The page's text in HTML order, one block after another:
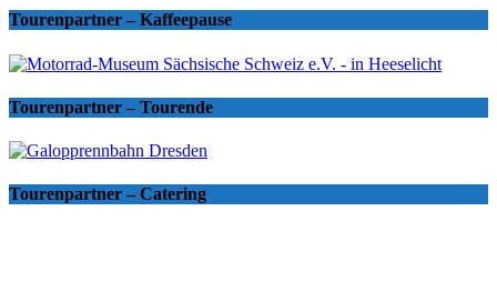
Tourenpartner – Kaffeepause
Tourenpartner – Tourende
Tourenpartner – Catering